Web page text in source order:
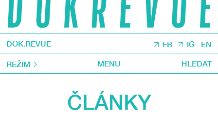
DOK.REVUE FB IG EN
REŽIM MENU HLEDAT
ČLÁNKY